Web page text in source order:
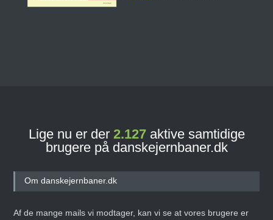
Banebasen: Det nye digitale
ARTIKELDen 27. september 2025
Lige nu er der 2.127aktive samtidige
brugere på danskejernbaner.dk
Om danskejernbaner.dk
Af de mange mails vi modtager, kan vi se at vores brugere er